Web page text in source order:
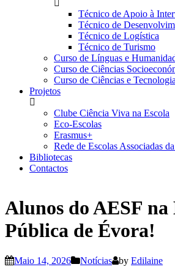
Técnico de Apoio à
Técnico de
Técnico de Logística
Técnico de Turismo
Curso de Línguas e
Curso de Ciências
Curso de Ciências e
Projetos
Clube Ciência Viva na Escola
Eco-Escolas
Erasmus+
Rede de Escolas Associadas
Bibliotecas
Contactos
Alunos do AESF
Pública de Évora!
Maio 14, 2026 Notícias by Edilaine